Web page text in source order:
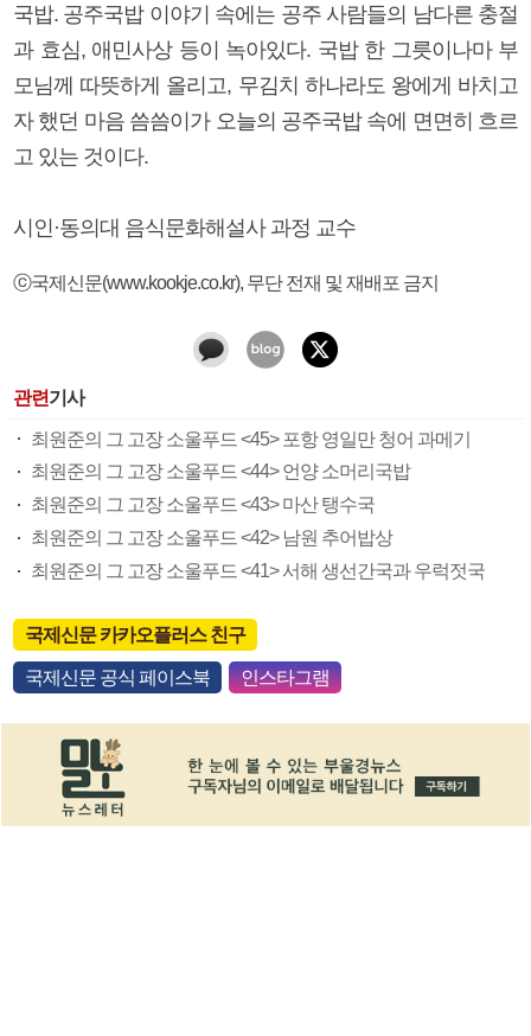
국밥. 공주국밥 이야기 속에는 공주 사람들의 남다른 충절
과 효심, 애민사상 등이 녹아있다. 국밥 한 그릇이나마 부
모님께 따뜻하게 올리고, 무김치 하나라도 왕에게 바치고
자 했던 마음 씀씀이가 오늘의 공주국밥 속에 면면히 흐르
고 있는 것이다.
시인·동의대 음식문화해설사 과정 교수
ⓒ국제신문(www.kookje.co.kr), 무단 전재 및 재배포 금지
관련기사
최원준의 그 고장 소울푸드 <45> 포항 영일만 청어 과메기
최원준의 그 고장 소울푸드 <44> 언양 소머리국밥
최원준의 그 고장 소울푸드 <43> 마산 탱수국
최원준의 그 고장 소울푸드 <42> 남원 추어밥상
최원준의 그 고장 소울푸드 <41> 서해 생선간국과 우럭젓국
국제신문 카카오플러스 친구
국제신문 공식 페이스북 인스타그램